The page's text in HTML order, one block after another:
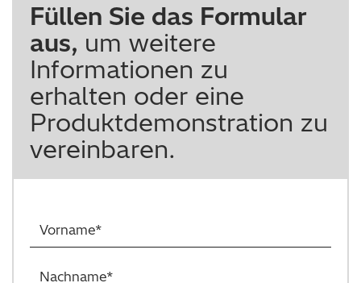
Füllen Sie das Formular
aus, um weitere
Informationen zu
erhalten oder eine
Produktdemonstration zu
vereinbaren.